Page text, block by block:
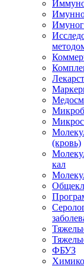
(кровь)
кал
ФБУЗ